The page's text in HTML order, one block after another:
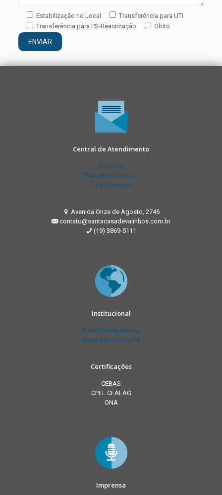
Estabilização no Local
Transferência para UTI
Transferência para PS-Reanimação
Óbito
Central de Atendimento
Ouvidoria
Trabalhe Conosco
Fale Conosco
Avenida Onze de Agosto, 2745
contato@santacasadevalinhos.com.br
(19) 3869-5111
Institucional
Portal Transparência
Mesa Administrativa
Certificações
CEBAS
CPFL CEALAG
ONA
Imprensa